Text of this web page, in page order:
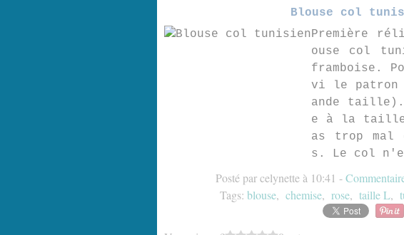
Blouse col
Première
ouse col
framboise.
vi le
ande
e à la
as trop mal
s. Le col
Posté par celynette à 10:41 -
Tags: blouse, chemise, rose, taille L,